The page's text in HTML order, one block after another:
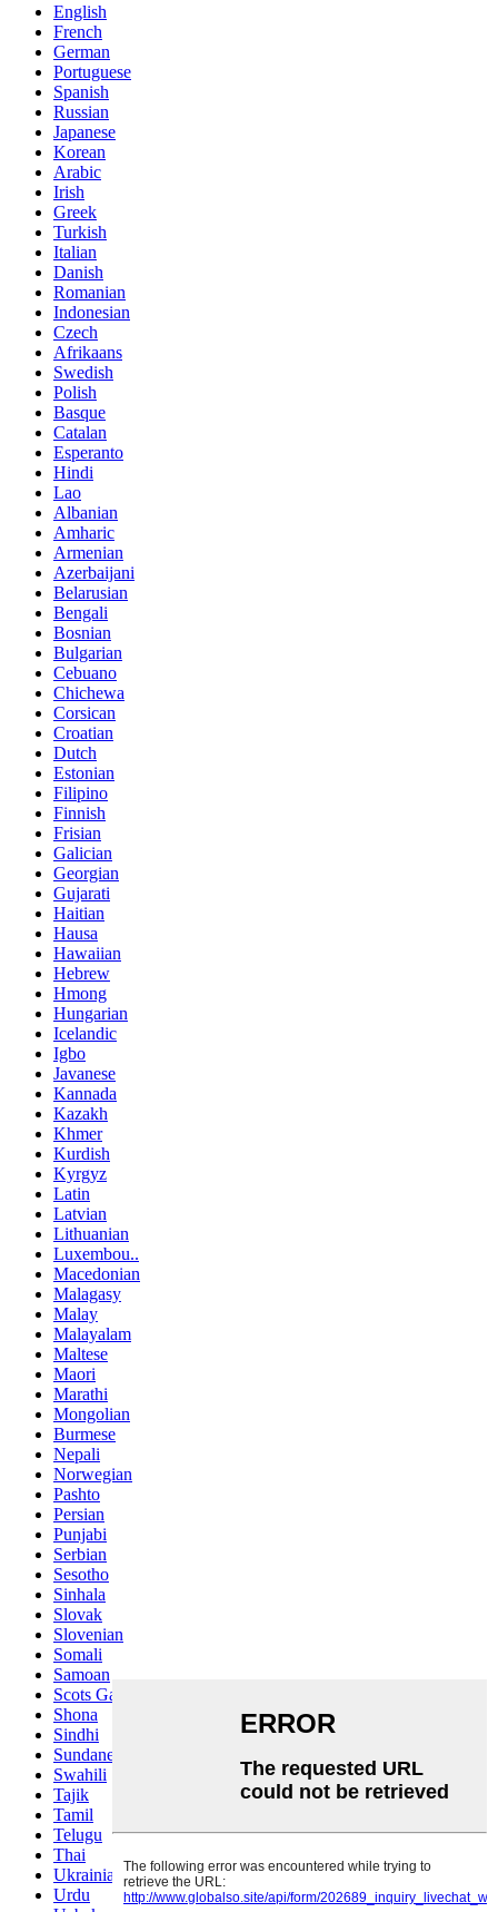
English
French
German
Portuguese
Spanish
Russian
Japanese
Korean
Arabic
Irish
Greek
Turkish
Italian
Danish
Romanian
Indonesian
Czech
Afrikaans
Swedish
Polish
Basque
Catalan
Esperanto
Hindi
Lao
Albanian
Amharic
Armenian
Azerbaijani
Belarusian
Bengali
Bosnian
Bulgarian
Cebuano
Chichewa
Corsican
Croatian
Dutch
Estonian
Filipino
Finnish
Frisian
Galician
Georgian
Gujarati
Haitian
Hausa
Hawaiian
Hebrew
Hmong
Hungarian
Icelandic
Igbo
Javanese
Kannada
Kazakh
Khmer
Kurdish
Kyrgyz
Latin
Latvian
Lithuanian
Luxembou..
Macedonian
Malagasy
Malay
Malayalam
Maltese
Maori
Marathi
Mongolian
Burmese
Nepali
Norwegian
Pashto
Persian
Punjabi
Serbian
Sesotho
Sinhala
Slovak
Slovenian
Somali
Samoan
Scots Gaelic
Shona
Sindhi
Sundanese
Swahili
Tajik
Tamil
Telugu
Thai
Ukrainian
Urdu